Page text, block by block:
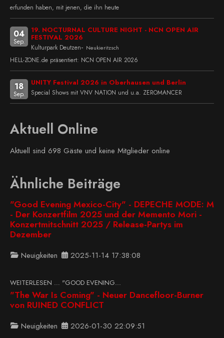
erfunden haben, mit jenen, die ihn heute
04
Sep.
19. NOCTURNAL CULTURE NIGHT - NCN OPEN AIR
FESTIVAL 2026
Kulturpark Deutzen- Neukieritzsch
HELL-ZONE.de präsentiert: NCN OPEN AIR 2026
18
Sep.
UNITY Festival 2026 in Oberhausen und Berlin
Special Shows mit VNV NATION und u.a. ZEROMANCER
Aktuell Online
Aktuell sind 698 Gäste und keine Mitglieder online
Ähnliche Beiträge
"Good Evening Mexico-City" - DEPECHE MODE: M
- Der Konzertfilm 2025 und der Memento Mori -
Konzertmitschnitt 2025 / Release-Partys im
Dezember
Neuigkeiten 2025-11-14 17:38:08
WEITERLESEN … "GOOD EVENING...
"The War Is Coming" - Neuer Dancefloor-Burner
von RUINED CONFLICT
Neuigkeiten 2026-01-30 22:09:51